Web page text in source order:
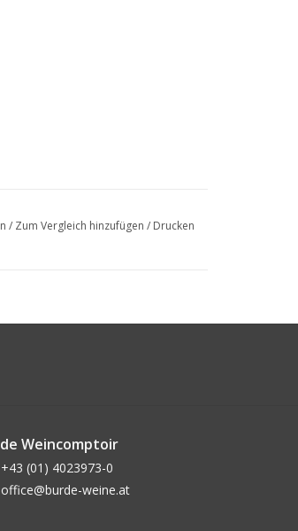
/ Zum Vergleich hinzufügen / Drucken
Weincomptoir
+43 (01) 4023973-0
office@burde-weine.at